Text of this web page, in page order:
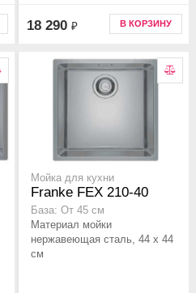
18 290 ₽ В КОРЗИНУ
Мойка для кухни
Franke FEX 210-40
База: От 45 см
Материал мойки
нержавеющая сталь, 44 x 44
см